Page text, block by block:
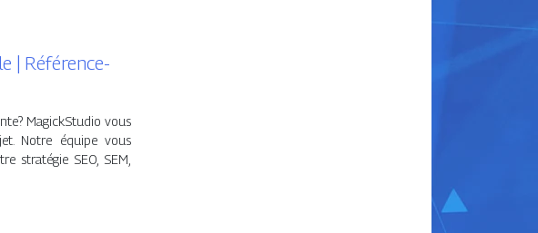
| Référen­ce­
MagickStudio vous
Notre équipe vous
stratégie SEO, SEM,